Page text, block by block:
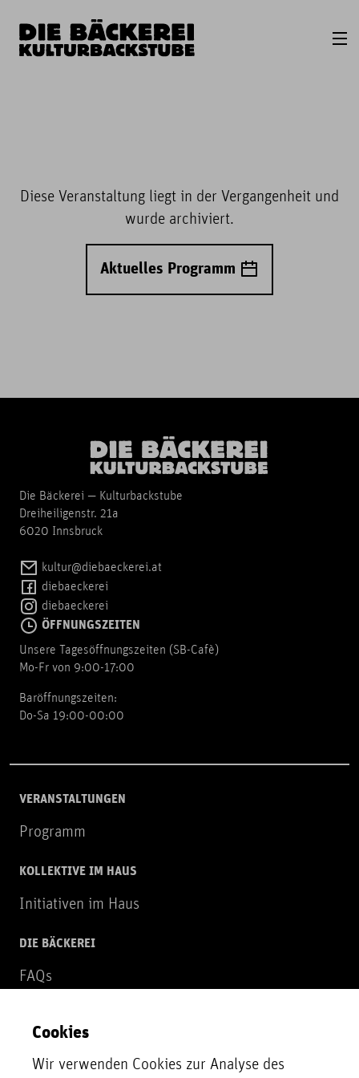
Diese Veranstaltung liegt in der Vergangenheit und
wurde archiviert.
Aktuelles Programm
Die Bäckerei — Kulturbackstube
Dreiheiligenstr. 21a
6020 Innsbruck
kultur@diebaeckerei.at
diebaeckerei
diebaeckerei
ÖFFNUNGSZEITEN
Unsere Tagesöffnungszeiten (SB-Cafè)
Mo-Fr von 9:00-17:00
Baröffnungszeiten:
Do-Sa 19:00-00:00
VERANSTALTUNGEN
Programm
KOLLEKTIVE IM HAUS
Initiativen im Haus
DIE BÄCKEREI
FAQs
NEWSLETTER
Zur Newsletter Anmeldung
Cookies
Wir verwenden Cookies zur Analyse des